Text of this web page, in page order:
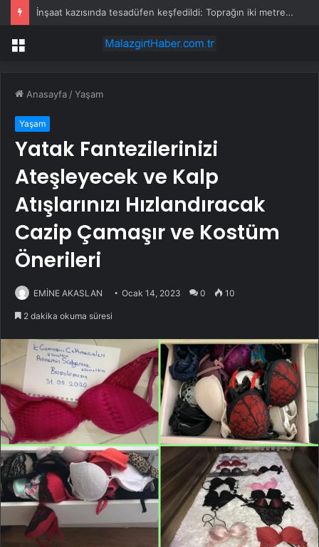
İnşaat kazısında tesadüfen keşfedildi: Toprağın iki metre altında yıllardır gizli kalmış
Menü
Anasayfa /Yaşam
Yaşam
Yatak Fantezilerinizi
Ateşleyecek ve Kalp
Atışlarınızı Hızlandıracak
Cazip Çamaşır ve Kostüm
Önerileri
EMİNE AKASLAN Ocak 14, 2023 0 10
2 dakika okuma süresi